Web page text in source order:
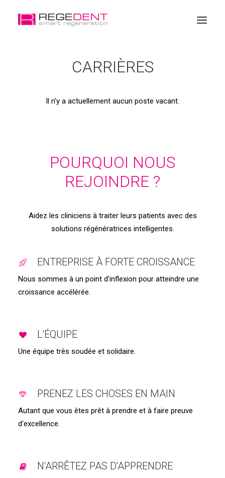
CARRIÈRES
Il n'y a actuellement aucun poste vacant.
POURQUOI NOUS
REJOINDRE ?
Aidez les cliniciens à traiter leurs patients avec des
solutions régénératrices intelligentes.
ENTREPRISE À FORTE CROISSANCE
Nous sommes à un point d'inflexion pour atteindre une
croissance accélérée.
L'ÉQUIPE
Une équipe très soudée et solidaire.
PRENEZ LES CHOSES EN MAIN
Autant que vous êtes prêt à prendre et à faire preuve
d'excellence.
N'ARRÊTEZ PAS D'APPRENDRE